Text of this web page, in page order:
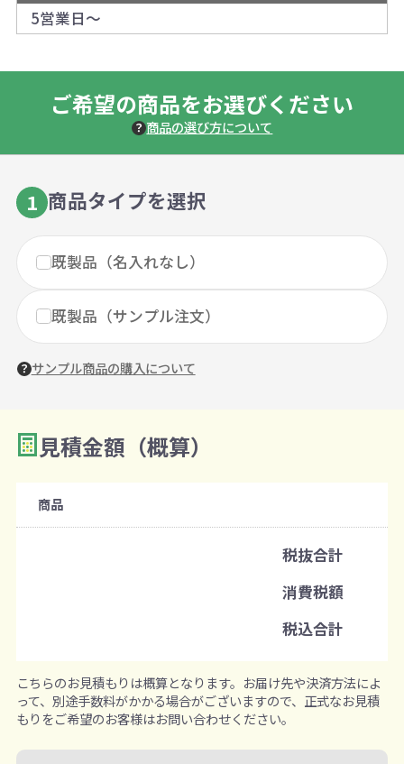
5営業日～
ご希望の商品をお選びください
商品の選び方について
1 商品タイプを選択
既製品（名入れなし）
既製品（サンプル注文）
サンプル商品の購入について
2 数量を入力
購入条件
見積金額（概算）
商品
税抜合計
消費税額
税込合計
こちらのお見積もりは概算となります。お届け先や決済方法によ
って、別途手数料がかかる場合がございますので、正式なお見積
もりをご希望のお客様はお問い合わせください。